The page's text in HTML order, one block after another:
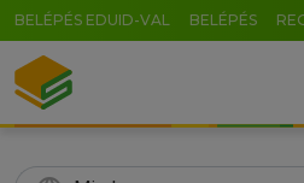
BELÉPÉS EDUID-VAL BELÉPÉS